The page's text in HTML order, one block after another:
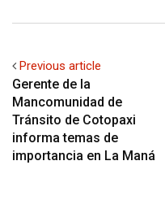
Previous article
Gerente de la
Mancomunidad de
Tránsito de Cotopaxi
informa temas de
importancia en La Maná